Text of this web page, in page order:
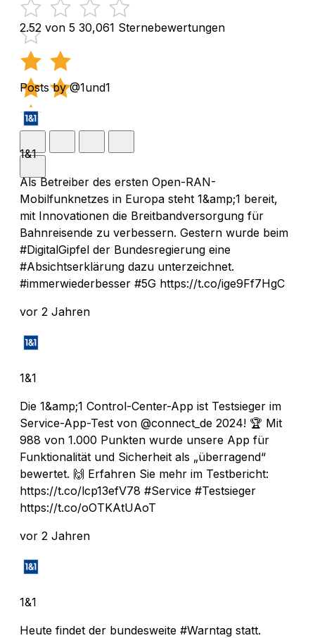
2.52 von 5 30,061 Sternebewertungen
Posts by @1und1
1&1
Als Betreiber des ersten Open-RAN-
Mobilfunknetzes in Europa steht 1&amp;1 bereit,
mit Innovationen die Breitbandversorgung für
Bahnreisende zu verbessern. Gestern wurde beim
#DigitalGipfel der Bundesregierung eine
#Absichtserklärung dazu unterzeichnet.
#immerwiederbesser #5G https://t.co/ige9Ff7HgC
vor 2 Jahren
1&1
Die 1&amp;1 Control-Center-App ist Testsieger im
Service-App-Test von @connect_de 2024! 🏆 Mit
988 von 1.000 Punkten wurde unsere App für
Funktionalität und Sicherheit als „überragend“
bewertet. 🙌 Erfahren Sie mehr im Testbericht:
https://t.co/lcp13efV78 #Service #Testsieger
https://t.co/oOTKAtUAoT
vor 2 Jahren
1&1
Heute findet der bundesweite #Warntag statt.